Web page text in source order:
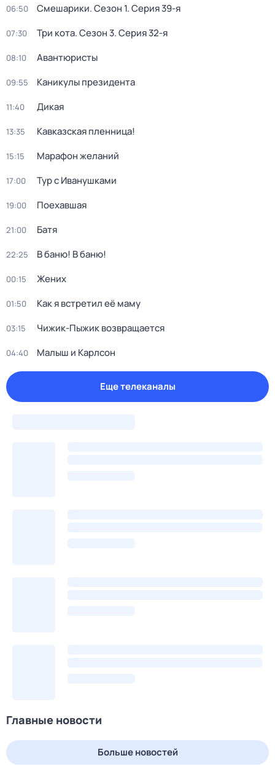
06:50 Смешарики. Сезон 1. Серия 39-я
07:30 Три кота. Сезон 3. Серия 32-я
08:10 Авантюристы
09:55 Каникулы президента
11:40 Дикая
13:35 Кавказская пленница!
15:15 Марафон желаний
17:00 Тур с Иванушками
19:00 Поехавшая
21:00 Батя
22:25 В баню! В баню!
00:15 Жених
01:50 Как я встретил её маму
03:15 Чижик-Пыжик возвращается
04:40 Малыш и Карлсон
Еще телеканалы
Главные новости
Больше новостей